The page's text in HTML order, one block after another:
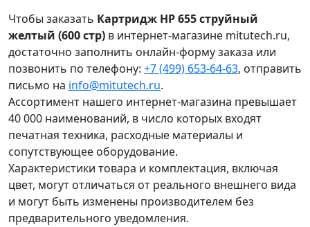
Чтобы заказать Картридж HP 655 струйный
желтый (600 стр) в интернет-магазине mitutech.ru,
достаточно заполнить онлайн-форму заказа или
позвонить по телефону: +7 (499) 653-64-63, отправить
письмо на info@mitutech.ru.
Ассортимент нашего интернет-магазина превышает
40 000 наименований, в число которых входят
печатная техника, расходные материалы и
сопутствующее оборудование.
Характеристики товара и комплектация, включая
цвет, могут отличаться от реального внешнего вида
и могут быть изменены производителем без
предварительного уведомления.